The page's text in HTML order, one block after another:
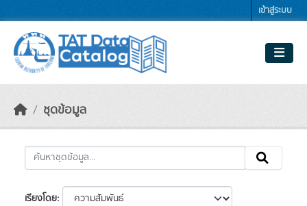
เข้าสู่ระบบ
ชุดข้อมูล
เรียงโดย